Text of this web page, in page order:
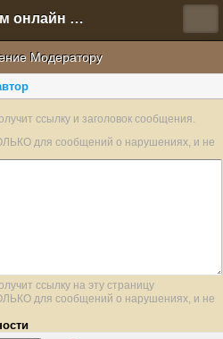
Форум онлайн игры "Новая Эра" (Нюра Биз)
Модератору
ссылку и заголовок сообщения.
для сообщений о нарушениях, и не
ссылку на эту страницу
для сообщений о нарушениях, и не